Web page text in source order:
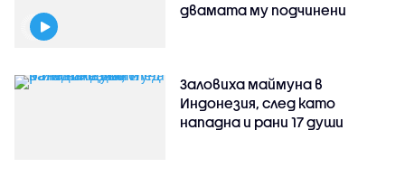
двамата му подчинени
Заловиха маймуна в
Индонезия, след като
нападна и рани 17 души